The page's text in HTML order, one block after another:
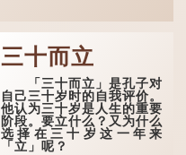
三十而立
「三十而立」是孔子对
自己三十岁时的自我评价。
他认为三十岁是人生的重要
阶段。要立什么？又为什么
选择在三十岁这一年来
「立」呢？